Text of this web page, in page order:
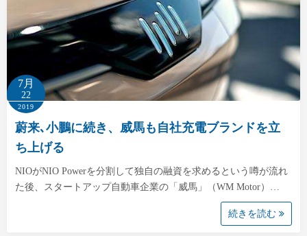
7月
22
2019
蔚来､小鵬に続き、威馬も自社充電ブランドを立
ち上げる
NIOがNIO Powerを分割して独自の融資を求めるという噂が流れ
た後、スタートアップ自動車企業の「威馬」（WM Motor）…
続きを読む